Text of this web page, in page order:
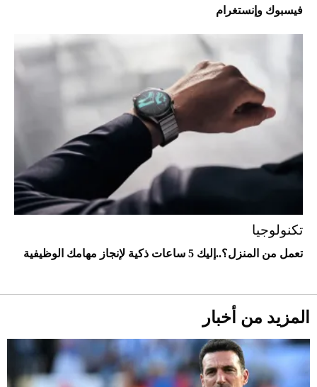
أفضل تدريج للشعر الطويل لإطلالة جريئة وعصرية
أحذية Mary Jane: ترف وأناقة للرجال
فيسبوك وإنستغرام
تكنولوجيا
تعمل من المنزل؟..إليك 5 ساعات ذكية لإنجاز مهامك الوظيفية
المزيد من أخبار